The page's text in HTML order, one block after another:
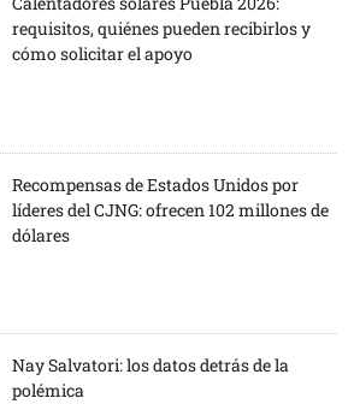
requisitos, quiénes pueden recibirlos y
cómo solicitar el apoyo
Recompensas de Estados Unidos por
líderes del CJNG: ofrecen 102 millones de
dólares
Nay Salvatori: los datos detrás de la
polémica